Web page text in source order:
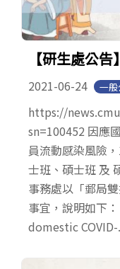
【研生處公
2021-06-24 一般
https://
sn=100452 因應
員流動感染風險
士班、碩士班 及
事務處以「郵局
事宜，說明如下
domestic COVID-